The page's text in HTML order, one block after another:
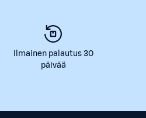
Ilmainen palautus 30
päivää